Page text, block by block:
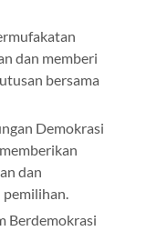
dan memberi
bersama
Demokrasi
dan
pemilihan.
Berdemokrasi